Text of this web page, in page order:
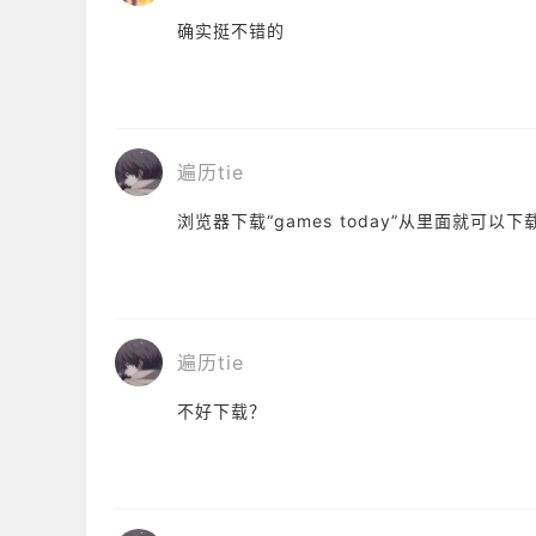
确实挺不错的
遍历tie
浏览器下载“games today”从里面就可以下
遍历tie
不好下载？